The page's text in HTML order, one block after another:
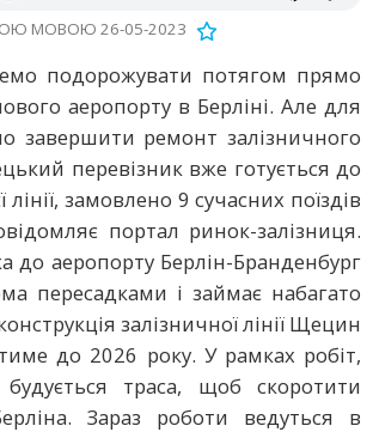
МОВОЮ 26-05-2023
подорожувати потягом прямо
аеропорту в Берліні. Але для
завершити ремонт залізничного
перевізник вже готується до
лінії, замовлено 9 сучасних поїздів
портал ринок-залізниця.
до аеропорту Берлін-Бранденбург
пересадками і займає набагато
залізничної лінії Щецин
до 2026 року. У рамках робіт,
траса, щоб скоротити
Зараз роботи ведуться в